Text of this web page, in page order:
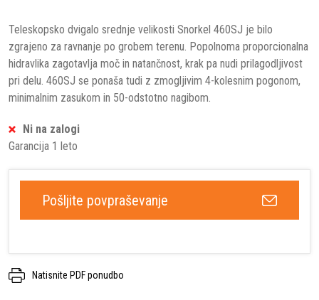
Teleskopsko dvigalo srednje velikosti Snorkel 460SJ je bilo
zgrajeno za ravnanje po grobem terenu. Popolnoma proporcionalna
hidravlika zagotavlja moč in natančnost, krak pa nudi prilagodljivost
pri delu. 460SJ se ponaša tudi z zmogljivim 4-kolesnim pogonom,
minimalnim zasukom in 50-odstotno nagibom.
Ni na zalogi
Garancija 1 leto
Pošljite povpraševanje
Natisnite PDF ponudbo